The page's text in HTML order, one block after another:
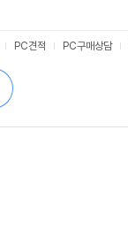
PC견적 PC구매상담